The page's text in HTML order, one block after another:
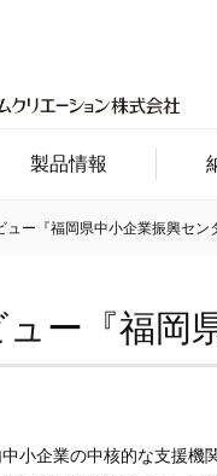
製品情報
ー『福岡県中小企業振興セン
ー『福岡
小企業の中核的な支援